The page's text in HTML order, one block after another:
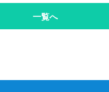
一覧へ